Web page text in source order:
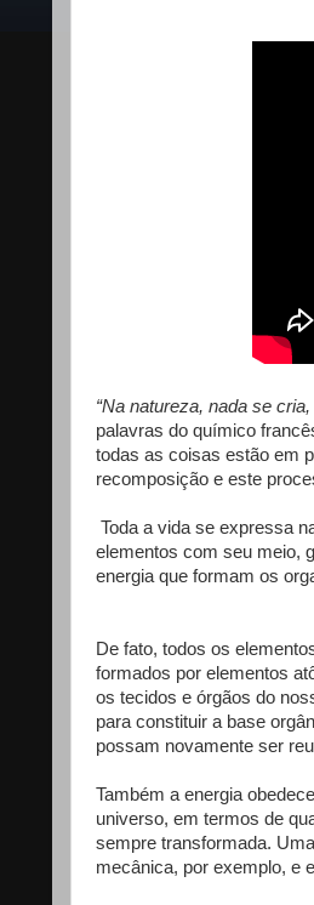
“Na natureza, nada se
palavras do químico
todas as coisas estão em
recomposição e este
Toda a vida se expressa
elementos com seu meio,
energia que formam os
De fato, todos os
formados por elementos
os tecidos e órgãos do
para constituir a base
possam novamente ser
Também a energia
universo, em termos de
sempre transformada.
mecânica, por exemplo, e